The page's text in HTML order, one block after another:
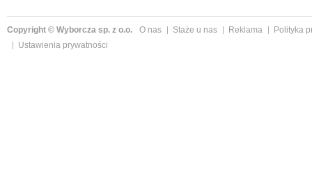
Copyright © Wyborcza sp. z o.o. O nas Staże u nas Reklama
Polityka
Ustawienia prywatności